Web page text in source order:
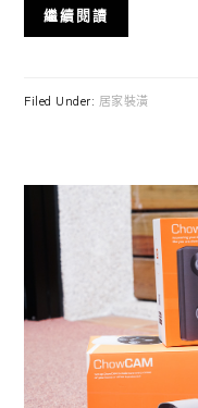
繼續閱讀
Filed Under: 居家裝潢